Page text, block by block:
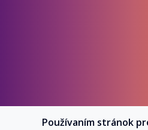
Používaním stránok